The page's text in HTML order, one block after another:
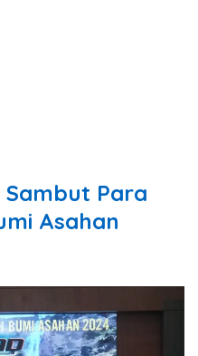
Sambut Para
Asahan